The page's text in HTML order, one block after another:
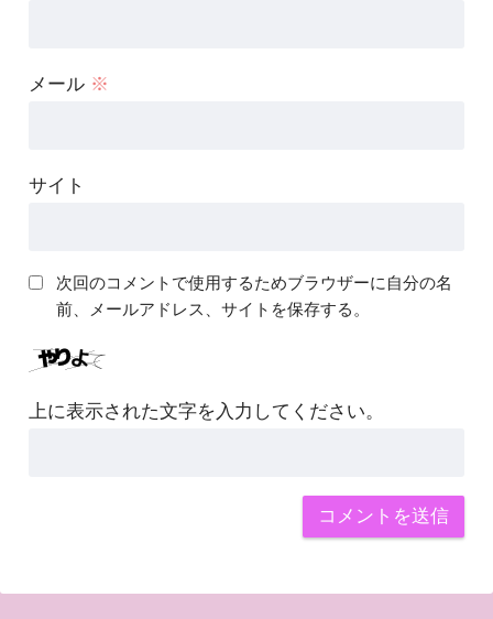
メール ※
サイト
次回のコメントで使用するためブラウザーに自分の名
前、メールアドレス、サイトを保存する。
上に表示された文字を入力してください。